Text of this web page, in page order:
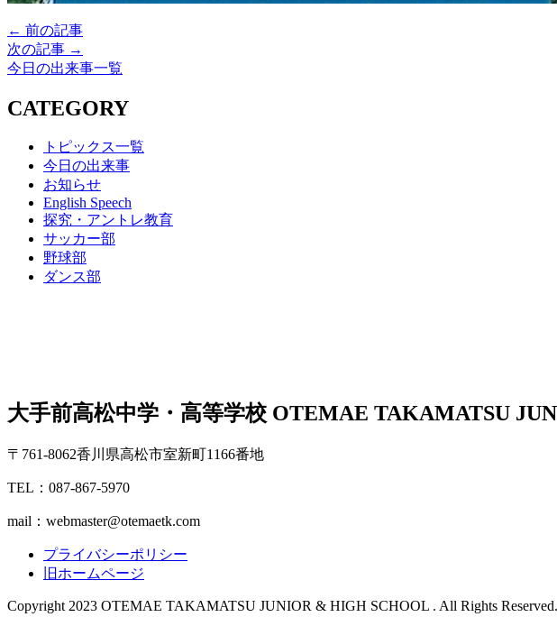
← 前の記事
次の記事 →
今日の出来事一覧
CATEGORY
トピックス一覧
今日の出来事
お知らせ
English Speech
探究・アントレ教育
サッカー部
野球部
ダンス部
大手前高松中学・高等学校 OTEMAE TAKAMATSU
〒761-8062香川県高松市室新町1166番地
TEL：087-867-5970
mail：webmaster@otemaetk.com
プライバシーポリシー
旧ホームページ
Copyright 2023 OTEMAE TAKAMATSU JUNIOR & HIGH SCHOOL . All Rights Reserved.